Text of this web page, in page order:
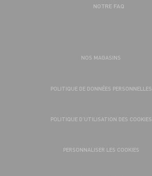
NOTRE FAQ
NOS MAGASINS
POLITIQUE DE DONNÉES PERSONNELLES
POLITIQUE D’UTILISATION DES COOKIES
PERSONNALISER LES COOKIES